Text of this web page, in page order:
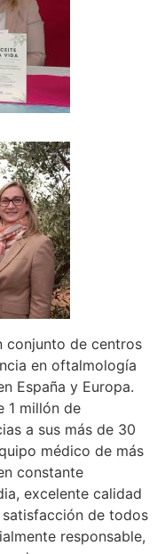
conjunto de centros
en oftalmología
España y Europa.
1 millón de
a sus más de 30
médico de más
constante
excelente calidad
de todos
responsable,